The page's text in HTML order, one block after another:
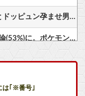
【悲報画像】ブルーロックになんJ民とドッピュン孕ませ男登場www
【悲報】ゲーフリ新作、Steam賛否両論(53%)に。ポケモンで磨いた技術力…
尾田栄一郎、新人漫画家に喝「31ページの漫画を描くのに何をウダウダやってるんですか」
は｢※番号｣